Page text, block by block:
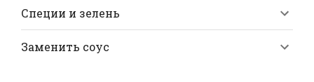
Специи и зелень
Заменить соус